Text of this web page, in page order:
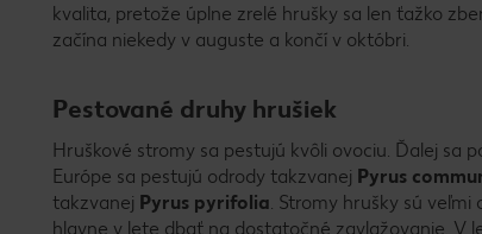
kvalita, pretože úplne zrelé hrušky sa len ťažko
začína niekedy v auguste a končí v októbri.
Pestované druhy hrušiek
Hruškové stromy sa pestujú kvôli ovociu. Ďalej sa
Európe sa pestujú odrody takzvanej Pyrus
takzvanej Pyrus pyrifolia. Stromy hrušky sú
hlavne v lete dbať na dostatočné zavlažovanie. V